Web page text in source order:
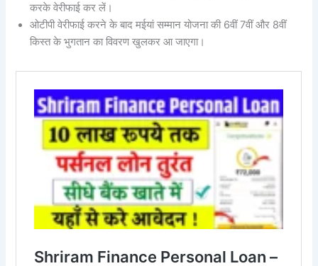
करके वेरीफाई कर लें।
ओटीपी वेरीफाई करने के बाद मईयां सम्मान योजना की 6वीं 7वीं और 8वीं
किस्त के भुगतान का विवरण खुलकर आ जाएगा।